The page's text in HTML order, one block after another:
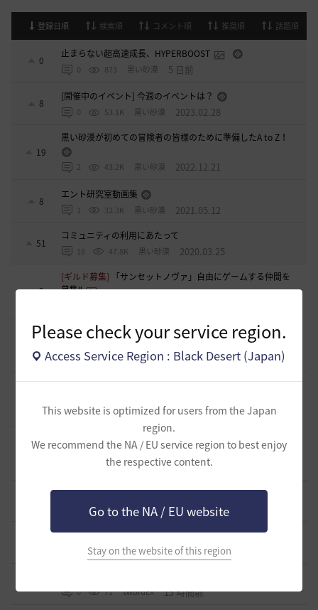
Please check your service region.
Access Service Region : Black Desert (Japan)
This website is optimized for users from the Japan
region.
We recommend the NA / EU service region to best enjoy
the respective content.
Go to the NA / EU website
Stay on the website of this region
登録日順 検索順 コメント順 推奨順 話題順
0
止まらない超高速成長、HYPERBOOST
0 873 黒い砂漠 5 日前
8
[開催中のイベント] 今週のイベントは？
0 53.1K 黒い砂漠 2023.02.28
19
黒い砂漠が初めての冒険者の皆様のために準備したA to Z！
2 43.2K 黒い砂漠 2022.12.21
8
エント研究室動画集
1 32.3K 黒い砂漠 2021.05.12
51
コミュニティの利用にあたって
18 47.8K 黒い砂漠 2020.03.25
2
[ギルド募集]
「サンセットノヴァ」自由にゲームする仲間を
募集‼️
[ギルド募集]〈浅井軍〉配信を見ながらまったり黒い砂漠 少
人数ギルメン募集！
0 18 浅井ジークフリード-日本 2 時間前
[ギルド募集]※少数の募集となります 小規模ギルド【待機
0 60 saltNaCl-日本 10 時間前
[ギルド募集]🌸「今日も誰もいない…」そんなギルドに疲れ
た方へ
73 まそん 10 時間前
[自由掲示板]ミルの木遺跡(狩場)への行き方について
89 威璃亜-日本 12 時間前
[ギルド募集]LevelUP メンバー募集
55 ドゥジュ-日本 12 時間前
0 71 swordEX 13 時間前